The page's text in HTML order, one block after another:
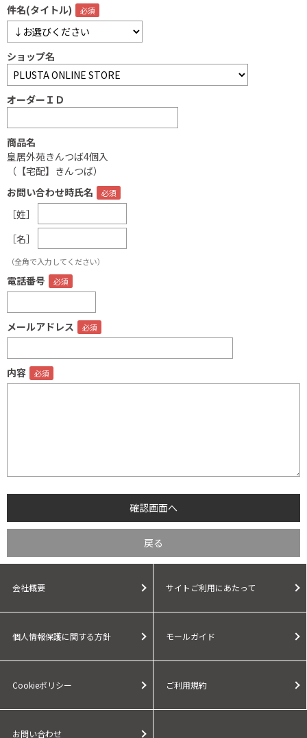
件名(タイトル)
ショップ名
オーダーＩＤ
商品名
皇居外苑きんつば4個入
（【宅配】きんつば）
お問い合わせ時氏名
［姓］
［名］
（全角で入力してください）
電話番号
メールアドレス
内容
会社概要 サイトご利用にあたって
個人情報保護に関する方針 モールガイド
Cookieポリシー ご利用規約
お問い合わせ